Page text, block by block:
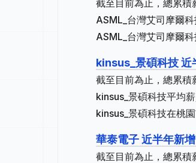
截至目前為止，總累
ASML_台灣艾司摩爾
ASML_台灣艾司摩爾科
kinsus_景碩科技 近
截至目前為止，總累
kinsus_景碩科技平均
kinsus_景碩科技在桃園
華泰電子 近半年新
截至目前為止，總累積